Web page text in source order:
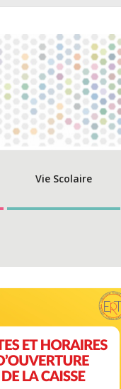
– Eté 2026
du Baccalauréat 2026 –
du directeur de
aux normes du SSI et
Vie Scolaire